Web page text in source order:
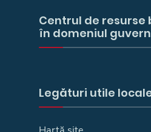
Centrul de
în domeniul
Legături utile